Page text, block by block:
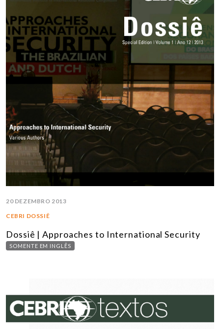
20 DEZEMBRO 2013
CEBRI DOSSIÊ
Dossiê | Approaches to International Security
SOMENTE EM INGLÊS